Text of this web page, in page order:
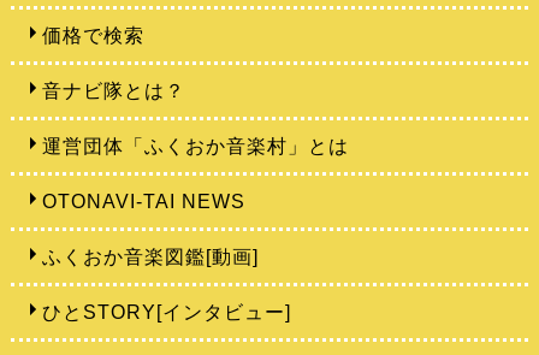
価格で検索
音ナビ隊とは？
運営団体「ふくおか音楽村」とは
OTONAVI-TAI NEWS
ふくおか音楽図鑑[動画]
ひとSTORY[インタビュー]